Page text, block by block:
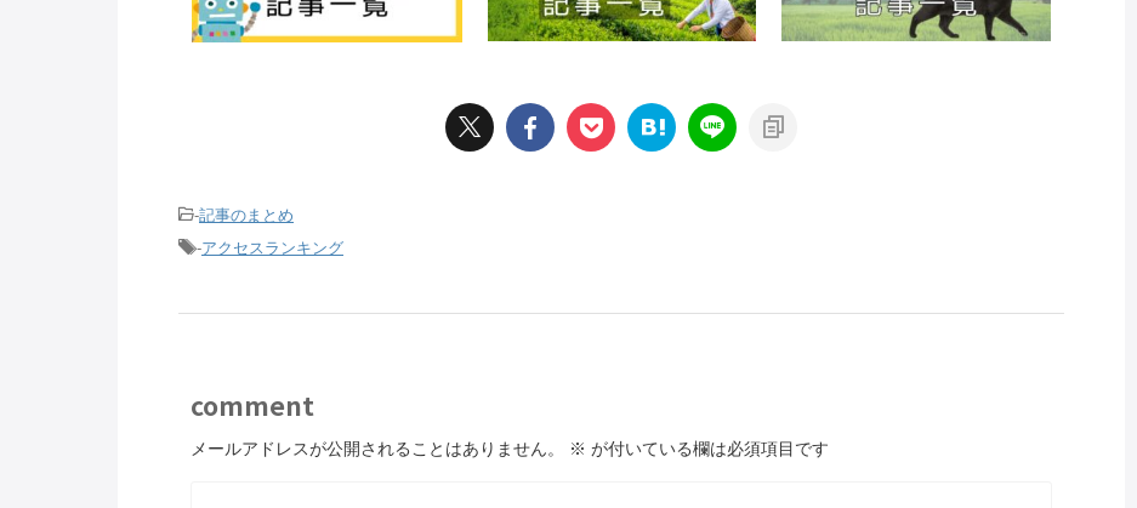
-記事のまとめ
-アクセスランキング
comment
メールアドレスが公開されることはありません。 ※ が付いている欄は必須項目です